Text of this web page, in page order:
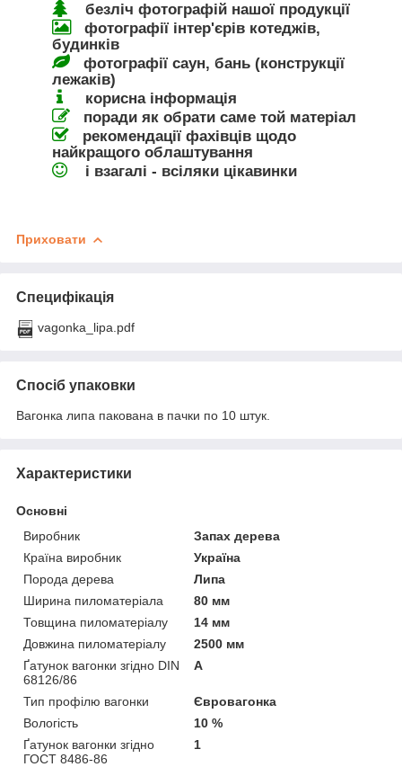
безліч фотографій нашої продукції
фотографії інтер'єрів котеджів,
будинків
фотографії саун, бань (конструкції
лежаків)
корисна інформація
поради як обрати саме той матеріал
рекомендації фахівців щодо
найкращого облаштування
і взагалі - всіляки цікавинки
Приховати
Специфікація
vagonka_lipa.pdf
Спосіб упаковки
Вагонка липа пакована в пачки по 10 штук.
Характеристики
Основні
Виробник
Запах дерева
Країна виробник
Україна
Порода дерева
Липа
Ширина пиломатеріала
80 мм
Товщина пиломатеріалу
14 мм
Довжина пиломатеріалу
2500 мм
Ґатунок вагонки згідно DIN
68126/86
А
Тип профілю вагонки
Євровагонка
Вологість
10 %
Ґатунок вагонки згідно
ГОСТ 8486-86
1